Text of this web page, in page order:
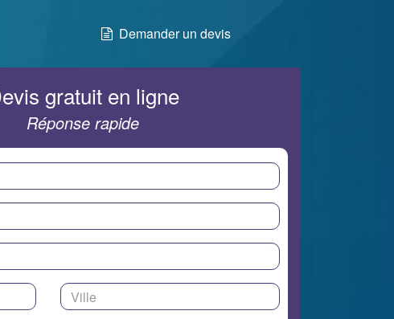
Demander un devis
gratuit en ligne
Réponse rapide